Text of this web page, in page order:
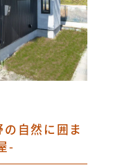
自然に囲ま
-